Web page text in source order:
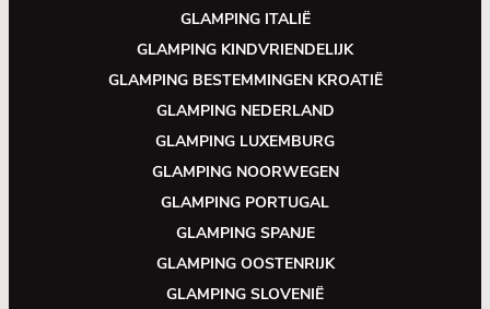
GLAMPING ITALIË
GLAMPING KINDVRIENDELIJK
GLAMPING BESTEMMINGEN KROATIË
GLAMPING NEDERLAND
GLAMPING LUXEMBURG
GLAMPING NOORWEGEN
GLAMPING PORTUGAL
GLAMPING SPANJE
GLAMPING OOSTENRIJK
GLAMPING SLOVENIË